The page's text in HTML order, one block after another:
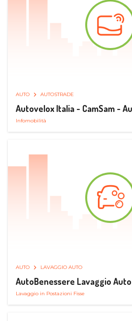
AUTO AUTOSTRADE
Autovelox Italia - CamSam -
Infomobilità
AUTO LAVAGGIO AUTO
AutoBenessere Lavaggio Auto
Lavaggio in Postazioni Fisse